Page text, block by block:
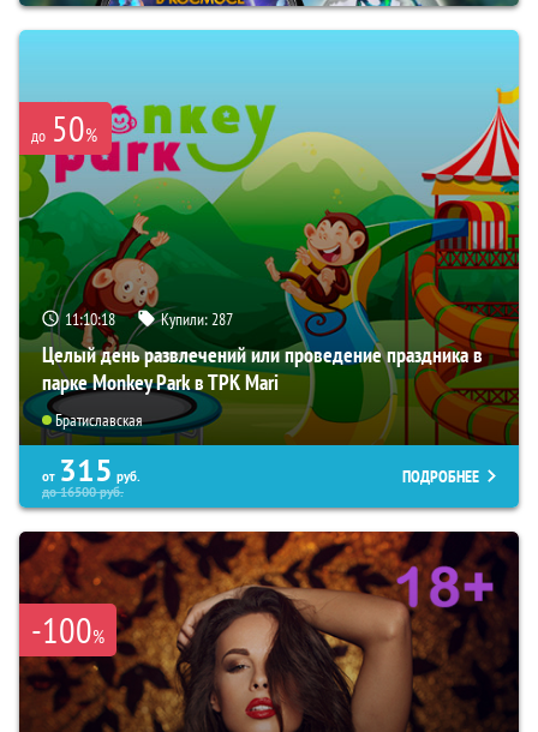
до 50%
11:10:17 Купили:287
Целый день развлечений или проведение праздника в
парке Monkey Park в ТРК Mari
Братиславская
от 315 руб.
до16500руб.
ПОДРОБНЕЕ
-100%